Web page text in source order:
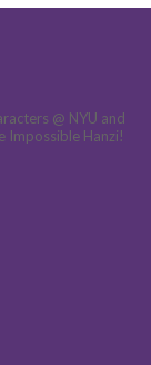
@ NYU and
Impossible Hanzi!